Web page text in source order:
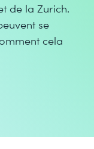
de la Zurich.
se
cela